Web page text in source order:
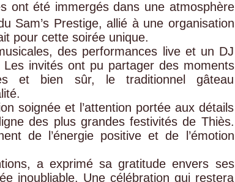
ont été immergés dans une atmosphère
Sam’s Prestige, allié à une organisation
pour cette soirée unique.
des performances live et un DJ
invités ont pu partager des moments
et bien sûr, le traditionnel gâteau
soignée et l’attention portée aux détails
des plus grandes festivités de Thiès.
de l’énergie positive et de l’émotion
a exprimé sa gratitude envers ses
inoubliable. Une célébration qui restera